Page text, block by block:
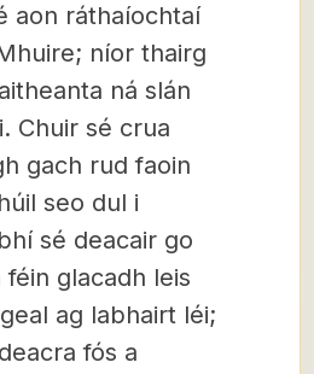
aon ráthaíochtaí
níor thairg
ná slán
Chuir sé crua
gach rud faoin
seo dul i
sé deacair go
glacadh leis
ag labhairt léi;
fós a